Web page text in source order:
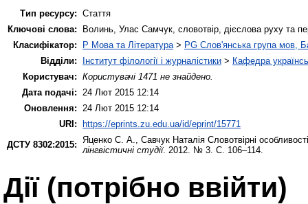
Тип ресурсу: Стаття
Ключові слова:
Волинь, Улас Самчук, словотвір, дієслова руху та
Класифікатор:
P Мова та Література > PG Слов'янська група мов,
Відділи:
Інститут філології і журналістики > Кафедра
Користувач: Користувачі 1471 не знайдено.
Дата подачі:
24 Лют 2015 12:14
Оновлення:
24 Лют 2015 12:14
URI: https://eprints.zu.edu.ua/id/eprint/15771
ДСТУ 8302:2015:
Яценко С. А. Савчук Наталія Словотвірні
лінгвістичні студії. 2012. № 3. С. 106–114.
Дії ​​(потрібно ввійти)